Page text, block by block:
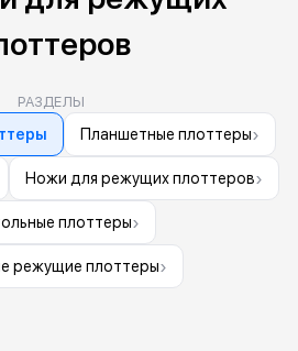
РАЗДЕЛЫ
Планшетные плоттеры›
Ножи для режущих плоттеров›
плоттеры›
режущие плоттеры›